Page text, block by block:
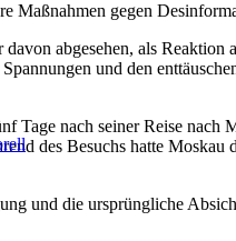
gegen
abgesehen, als
und den
nach seiner Reise
des Besuchs hatte
und die ursprüngliche